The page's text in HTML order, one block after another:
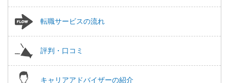
転職サービスの流れ
評判・口コミ
キャリアアドバイザーの紹介